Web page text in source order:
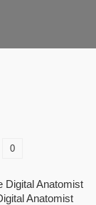
0
Digital Anatomist
Anatomist